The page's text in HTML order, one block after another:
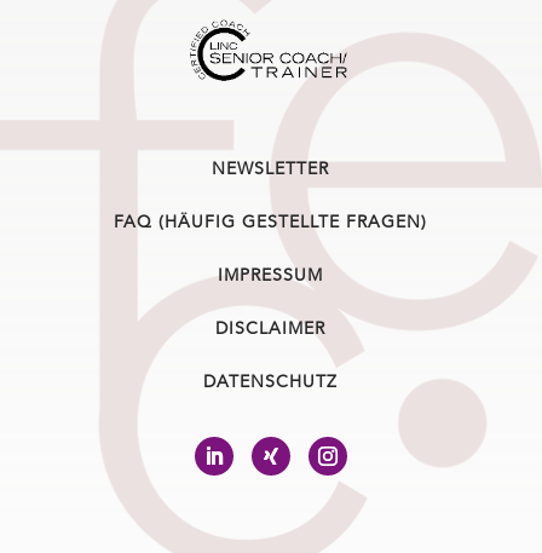
NEWSLETTER
FAQ (HÄUFIG GESTELLTE FRAGEN)
IMPRESSUM
DISCLAIMER
DATENSCHUTZ